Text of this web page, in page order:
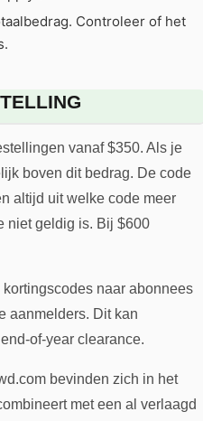
Controleer of het
vanaf $350. Als je
boven dit bedrag. De code
altijd uit welke code meer
niet geldig is. Bij $600
naar abonnees
aanmelders. Dit kan
of-year clearance.
bevinden zich in het
met een al verlaagd